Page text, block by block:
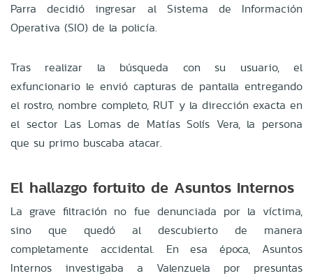
Parra decidió ingresar al Sistema de Información
Operativa (SIO) de la policía.
Tras realizar la búsqueda con su usuario, el
exfuncionario le envió capturas de pantalla entregando
el rostro, nombre completo, RUT y la dirección exacta en
el sector Las Lomas de Matías Solís Vera, la persona
que su primo buscaba atacar.
El hallazgo fortuito de Asuntos Internos
La grave filtración no fue denunciada por la víctima,
sino que quedó al descubierto de manera
completamente accidental. En esa época, Asuntos
Internos investigaba a Valenzuela por presuntas